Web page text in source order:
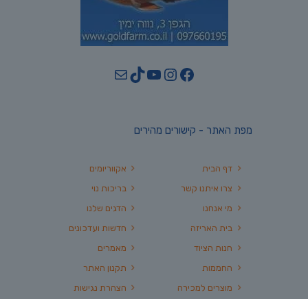
Facebook
Instagram
YouTube
TikTok
Mail
מפת האתר - קישורים מהירים
אקווריומים
בריכות נוי
הדגים שלנו
חדשות ועדכונים
מאמרים
תקנון האתר
הצהרת נגישות
דף הבית
צרו איתנו קשר
מי אנחנו
בית האריזה
חנות הציוד
החממות
מוצרים למכירה